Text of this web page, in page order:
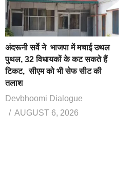
अंदरूनी सर्वे ने भाजपा में मचाई उथल
पुथल, 32 विधायकों के कट सकते हैं
टिकट, सीएम को भी सेफ सीट की
तलाश
Devbhoomi Dialogue
AUGUST 6, 2026